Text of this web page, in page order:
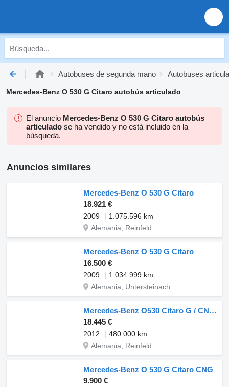
Autobuses de segunda mano Autobuses
Mercedes-Benz O 530 G Citaro autobús articulado
El anuncio Mercedes-Benz O 530 G Citaro autobús
articulado se ha vendido y no está incluido en la
búsqueda.
Anuncios similares
Mercedes-Benz O 530 G Citaro
18.921 €
2009
1.075.596 km
Alemania, Reinfeld
Mercedes-Benz O 530 G Citaro
16.500 €
2009
1.034.999 km
Alemania, Untersteinach
Mercedes-Benz O530 Citaro G / CNG 2x units
18.445 €
2012
480.000 km
Alemania, Reinfeld
Mercedes-Benz O 530 G Citaro CNG
9.900 €